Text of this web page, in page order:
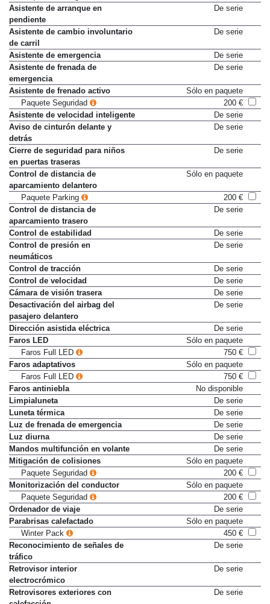
Paquete Parking
200 €
Asistente de arranque en
pendiente
Asistente de cambio involuntario
de carril
Asistente de emergencia
De serie
Asistente de frenada de
emergencia
Asistente de frenado activo
Sólo en paquete
Paquete Seguridad
200 €
Asistente de velocidad inteligente
De serie
Aviso de cinturón delante y
detrás
Cierre de seguridad para niños
en puertas traseras
Control de distancia de
aparcamiento delantero
Paquete Parking
200 €
Control de distancia de
aparcamiento trasero
Control de estabilidad
De serie
Control de presión en
neumáticos
Control de tracción
De serie
Control de velocidad
De serie
Cámara de visión trasera
De serie
Desactivación del airbag del
pasajero delantero
Dirección asistida eléctrica
De serie
Faros LED
Sólo en paquete
Faros Full LED
750 €
Faros adaptativos
Sólo en paquete
Faros Full LED
750 €
Faros antiniebla
No disponible
Limpialuneta
De serie
Luneta térmica
De serie
Luz de frenada de emergencia
De serie
Luz diurna
De serie
Mandos multifunción en volante
De serie
Mitigación de colisiones
Sólo en paquete
Paquete Seguridad
200 €
Monitorización del conductor
Sólo en paquete
Paquete Seguridad
200 €
Ordenador de viaje
De serie
Parabrisas calefactado
Sólo en paquete
Winter Pack
450 €
Reconocimiento de señales de
tráfico
Retrovisor interior
electrocrómico
Retrovisores exteriores con